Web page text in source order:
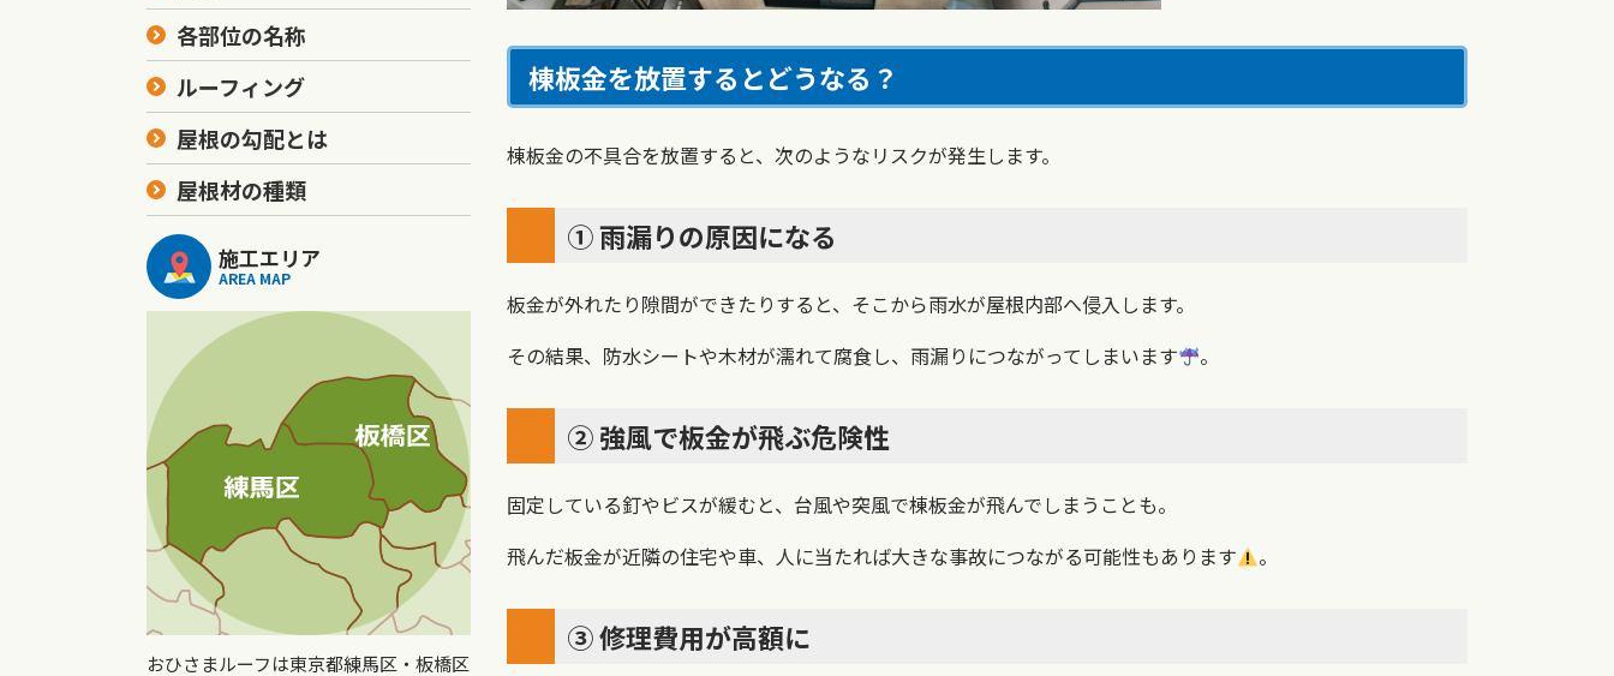
棟板金を放置するとどうなる？
棟板金の不具合を放置すると、次のようなリスクが発生します。
① 雨漏りの原因になる
板金が外れたり隙間ができたりすると、そこから雨水が屋根内部へ侵入します。
その結果、防水シートや木材が濡れて腐食し、雨漏りにつながってしまいます
。
② 強風で板金が飛ぶ危険性
固定している釘やビスが緩むと、台風や突風で棟板金が飛んでしまうことも。
飛んだ板金が近隣の住宅や車、人に当たれば大きな事故につながる可能性もあります
。
③ 修理費用が高額に
各部位の名称
ルーフィング
屋根の勾配とは
屋根材の種類
施工エリア
AREA MAP
おひさまルーフは東京都練馬区・板橋区